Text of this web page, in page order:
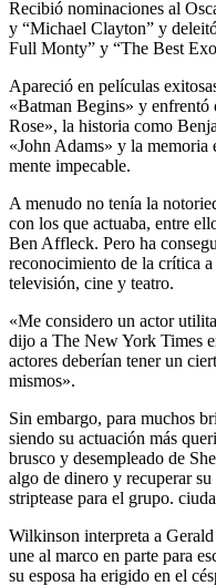
Recibió nominaciones al
y “Michael Clayton” y
Full Monty” y “The Best
Apareció en películas
«Batman Begins» y
Rose», la historia como
«John Adams» y la
mente impecable.
A menudo no tenía la
con los que actuaba, entre
Ben Affleck. Pero ha
reconocimiento de la crítica a
televisión, cine y teatro.
«Me considero un actor
dijo a The New York Times
actores deberían tener un
mismos».
Sin embargo, para muchos
siendo su actuación más
brusco y desempleado de
algo de dinero y recuperar
striptease para el grupo.
Wilkinson interpreta a
une al marco en parte para
su esposa ha erigido en el